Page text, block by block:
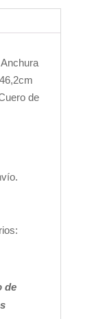
Anchura
de
de